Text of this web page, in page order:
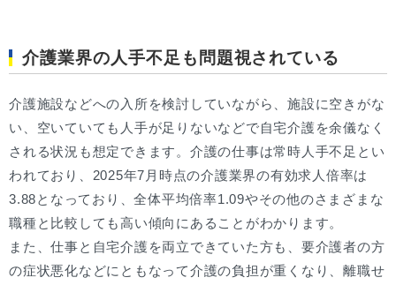
介護業界の人手不足も問題視されている
介護施設などへの入所を検討していながら、施設に空きがな
い、空いていても人手が足りないなどで自宅介護を余儀なく
される状況も想定できます。介護の仕事は常時人手不足とい
われており、2025年7月時点の介護業界の有効求人倍率は
3.88となっており、全体平均倍率1.09やその他のさまざまな
職種と比較しても高い傾向にあることがわかります。
また、仕事と自宅介護を両立できていた方も、要介護者の方
の症状悪化などにともなって介護の負担が重くなり、離職せ